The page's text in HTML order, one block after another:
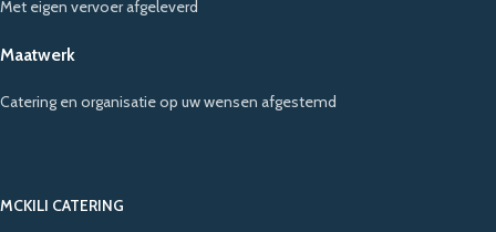
Met eigen vervoer afgeleverd
Maatwerk
Catering en organisatie op uw wensen afgestemd
MCKILI CATERING